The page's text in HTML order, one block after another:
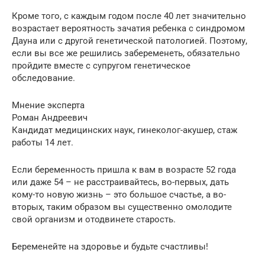
Кроме того, с каждым годом после 40 лет значительно
возрастает вероятность зачатия ребенка с синдромом
Дауна или с другой генетической патологией. Поэтому,
если вы все же решились забеременеть, обязательно
пройдите вместе с супругом генетическое
обследование.
Мнение эксперта
Роман Андреевич
Кандидат медицинских наук, гинеколог-акушер, стаж
работы 14 лет.
Если беременность пришла к вам в возрасте 52 года
или даже 54 – не расстраивайтесь, во-первых, дать
кому-то новую жизнь – это большое счастье, а во-
вторых, таким образом вы существенно омолодите
свой организм и отодвинете старость.
Беременейте на здоровье и будьте счастливы!